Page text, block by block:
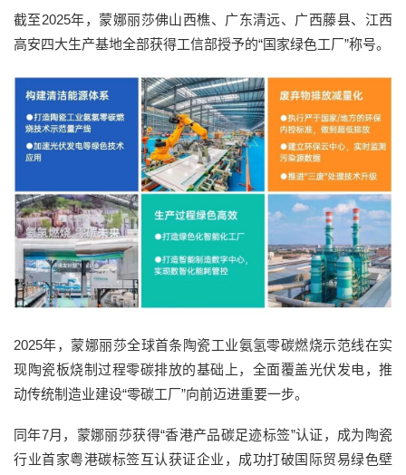
截至2025年，蒙娜丽莎佛山西樵、广东清远、广西藤县、江西
高安四大生产基地全部获得工信部授予的“国家绿色工厂”称号。
2025年，蒙娜丽莎全球首条陶瓷工业氨氢零碳燃烧示范线在实
现陶瓷板烧制过程零碳排放的基础上，全面覆盖光伏发电，推
动传统制造业建设“零碳工厂”向前迈进重要一步。
同年7月，蒙娜丽莎获得“香港产品碳足迹标签”认证，成为陶瓷
行业首家粤港碳标签互认获证企业，成功打破国际贸易绿色壁